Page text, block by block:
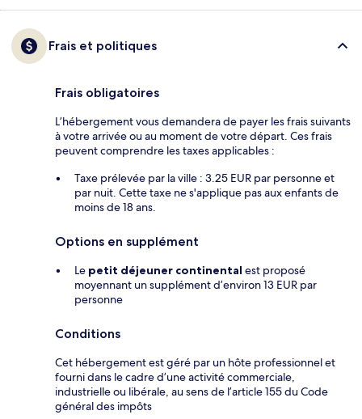
Frais et politiques
Frais obligatoires
L’hébergement vous demandera de payer les frais suivants
à votre arrivée ou au moment de votre départ. Ces frais
peuvent comprendre les taxes applicables :
Taxe prélevée par la ville : 3.25 EUR par personne et
par nuit. Cette taxe ne s'applique pas aux enfants de
moins de 18 ans.
Options en supplément
Le petit déjeuner continental est proposé
moyennant un supplément d’environ 13 EUR par
personne
Conditions
Cet hébergement est géré par un hôte professionnel et
fourni dans le cadre d’une activité commerciale,
industrielle ou libérale, au sens de l’article 155 du Code
général des impôts